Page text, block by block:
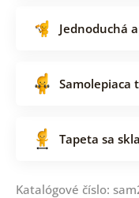
Jednoduchá
Samolepiaca
Tapeta sa
Katalógové číslo: